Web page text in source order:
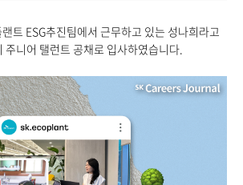
트 ESG추진팀에서 근무하고 있는 성나희라고
주니어 탤런트 공채로 입사하였습니다.